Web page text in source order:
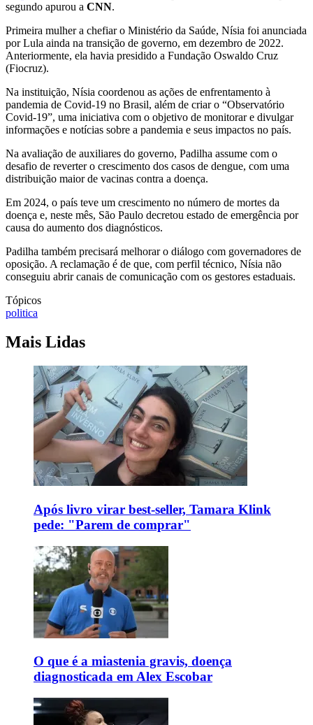
segundo apurou a CNN.
Primeira mulher a chefiar o Ministério da Saúde, Nísia foi anunciada
por Lula ainda na transição de governo, em dezembro de 2022.
Anteriormente, ela havia presidido a Fundação Oswaldo Cruz
(Fiocruz).
Na instituição, Nísia coordenou as ações de enfrentamento à
pandemia de Covid-19 no Brasil, além de criar o “Observatório
Covid-19”, uma iniciativa com o objetivo de monitorar e divulgar
informações e notícias sobre a pandemia e seus impactos no país.
Na avaliação de auxiliares do governo, Padilha assume com o
desafio de reverter o crescimento dos casos de dengue, com uma
distribuição maior de vacinas contra a doença.
Em 2024, o país teve um crescimento no número de mortes da
doença e, neste mês, São Paulo decretou estado de emergência por
causa do aumento dos diagnósticos.
Padilha também precisará melhorar o diálogo com governadores de
oposição. A reclamação é de que, com perfil técnico, Nísia não
conseguiu abrir canais de comunicação com os gestores estaduais.
Tópicos
politica
Mais Lidas
Após livro virar best-seller, Tamara Klink
pede: "Parem de comprar"
O que é a miastenia gravis, doença
diagnosticada em Alex Escobar